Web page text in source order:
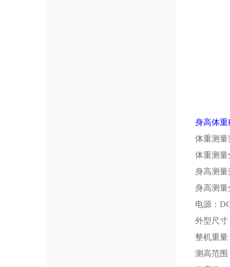
身高体重
体重测量
体重测量
身高测量
身高测量
电源：
外型尺寸
整机重量
测高范围